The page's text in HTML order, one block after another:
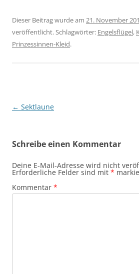
Dieser Beitrag wurde am 21. November
veröffentlicht. Schlagwörter: Engelsflügel,
Prinzessinnen-Kleid.
Beitragsnavigation
← Sektlaune
Schreibe einen Kommentar
Deine E-Mail-Adresse wird nicht
Erforderliche Felder sind mit *
Kommentar *